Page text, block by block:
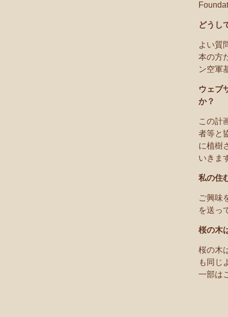
どうし
よい質
本の方
ン空軍
ウェブ
か？
この計
者等と
に植樹
いきま
私の住
ご興味
を送っ
桜の木
桜の木
も同じ
一部は